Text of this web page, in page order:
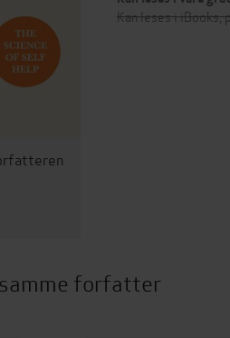
Kan leses i iBooks,
forfatter